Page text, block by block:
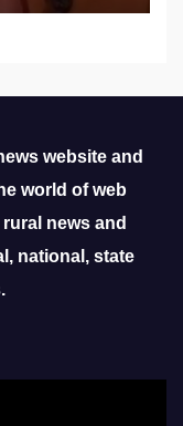
website and
world of web
news and
national, state